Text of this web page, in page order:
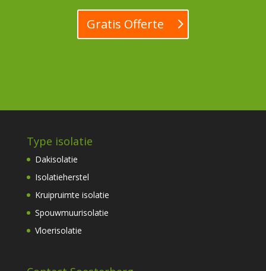
Gratis Offerte
Type isolatie
Dakisolatie
Isolatieherstel
Kruipruimte isolatie
Spouwmuurisolatie
Vloerisolatie